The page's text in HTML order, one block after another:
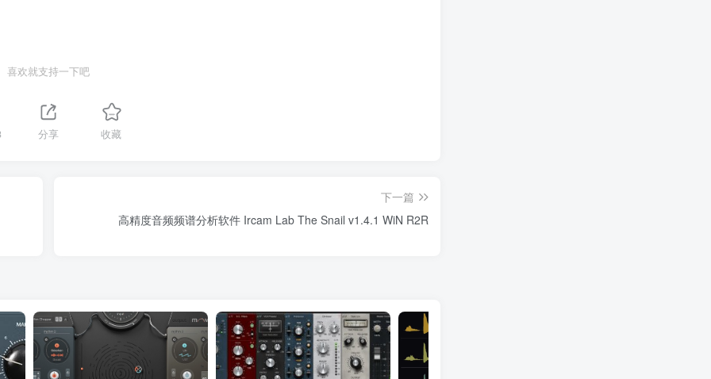
喜欢就支持一下吧
分享 收藏
下一篇
高精度音频频谱分析软件 Ircam Lab The Snail v1.4.1 WiN R2R